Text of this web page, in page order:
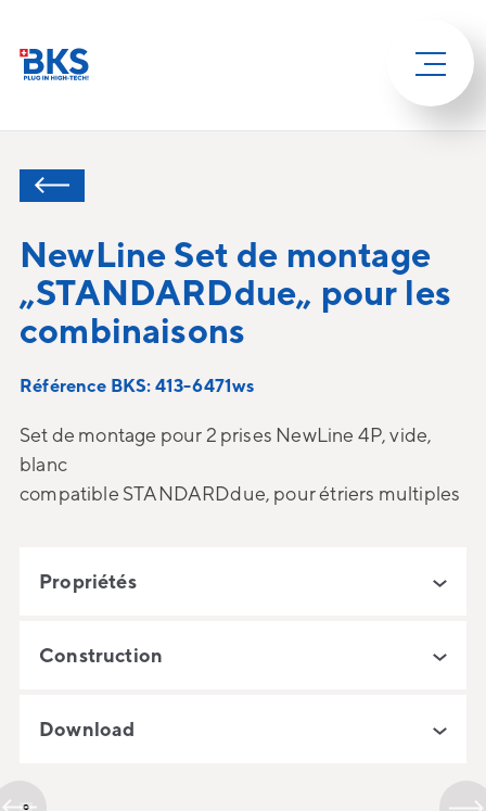
NewLine Set de montage
„STANDARDdue„ pour les
combinaisons
Référence BKS: 413-6471ws
Set de montage pour 2 prises NewLine 4P, vide,
blanc
compatible STANDARDdue, pour étriers multiples
Propriétés
Construction
Download